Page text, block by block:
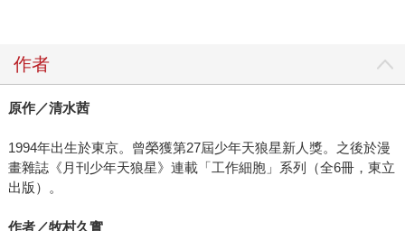
作者
原作／清水茜
1994年出生於東京。曾榮獲第27屆少年天狼星新人獎。之後於漫
畫雜誌《月刊少年天狼星》連載「工作細胞」系列（全6冊，東立
出版）。
作者／牧村久實